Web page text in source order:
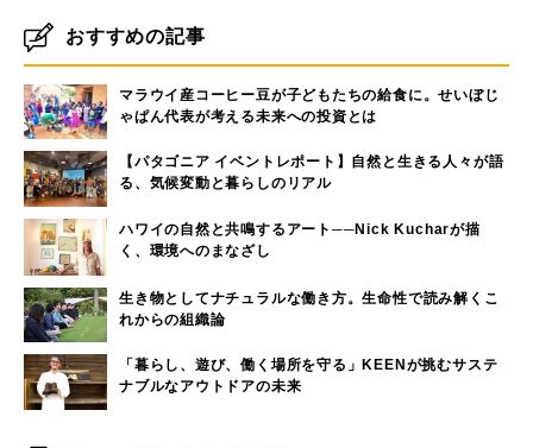
おすすめの記事
マラウイ産コーヒー豆が子どもたちの給食に。せいぼじ
ゃぱん代表が考える未来への投資とは
【パタゴニア イベントレポート】自然と生きる人々が語
る、気候変動と暮らしのリアル
ハワイの自然と共鳴するアート──Nick Kucharが描
く、環境へのまなざし
生き物としてナチュラルな働き方。生命性で読み解くこ
れからの組織論
「暮らし、遊び、働く場所を守る」KEENが挑むサステ
ナブルなアウトドアの未来